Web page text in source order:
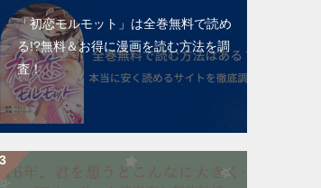
「初恋モルモット」は全巻無料で読め
る!?無料＆お得に漫画を読む⽅法を調
査！